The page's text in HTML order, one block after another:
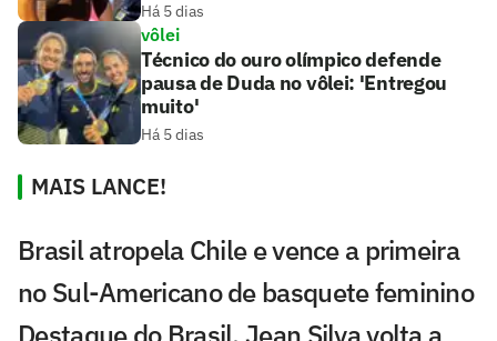
Há 5 dias
vôlei
Técnico do ouro olímpico defende
pausa de Duda no vôlei: 'Entregou
muito'
Há 5 dias
MAIS LANCE!
Brasil atropela Chile e vence a primeira
no Sul-Americano de basquete feminino